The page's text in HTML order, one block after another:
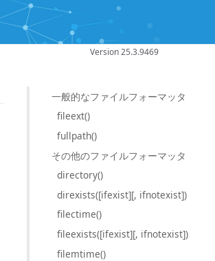
Version 25.3.9469
一般的なファイルフォーマッタ
fileext()
fullpath()
その他のファイルフォーマッタ
directory()
direxists([ifexist][, ifnotexist])
filectime()
fileexists([ifexist][, ifnotexist])
filemtime()